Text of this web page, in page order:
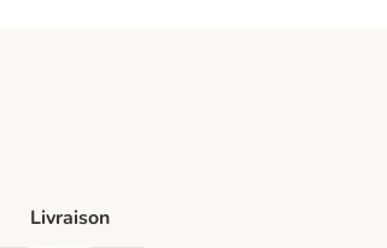
Livraison